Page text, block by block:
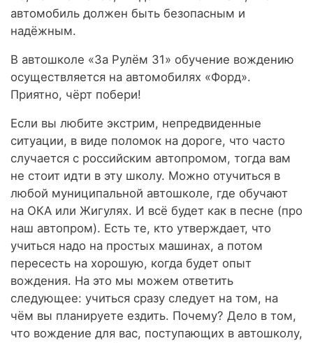
автомобиль должен быть безопасным и
надёжным.
В автошколе «За Рулём 31» обучение вождению
осуществляется на автомобилях «Форд».
Приятно, чёрт побери!
Если вы любите экстрим, непредвиденные
ситуации, в виде поломок на дороге, что часто
случается с российским автопромом, тогда вам
не стоит идти в эту школу. Можно отучиться в
любой муниципальной автошколе, где обучают
на ОКА или Жигулях. И всё будет как в песне (про
наш автопром). Есть те, кто утверждает, что
учиться надо на простых машинах, а потом
пересесть на хорошую, когда будет опыт
вождения. На это мы можем ответить
следующее: учиться сразу следует на том, на
чём вы планируете ездить. Почему? Дело в том,
что вождение для вас, поступающих в автошколу,